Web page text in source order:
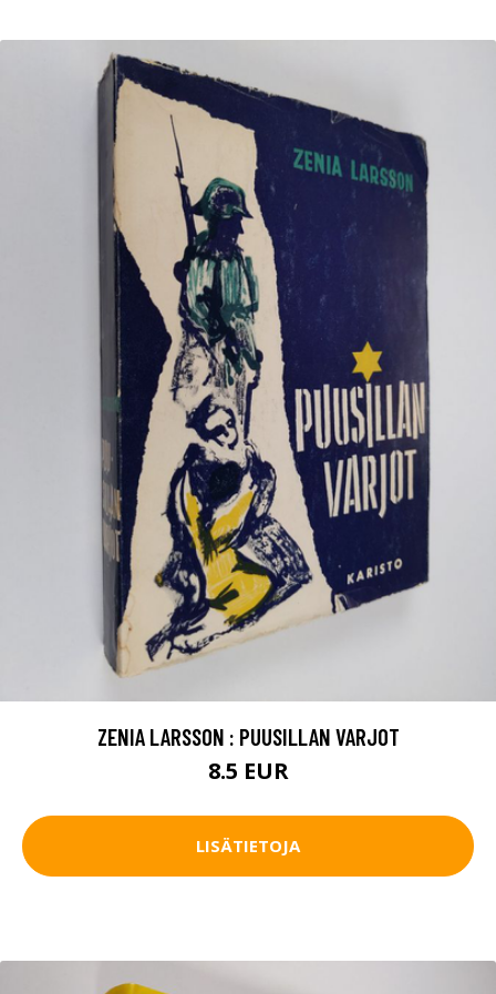
ZENIA LARSSON : PUUSILLAN VARJOT
8.5 EUR
LISÄTIETOJA